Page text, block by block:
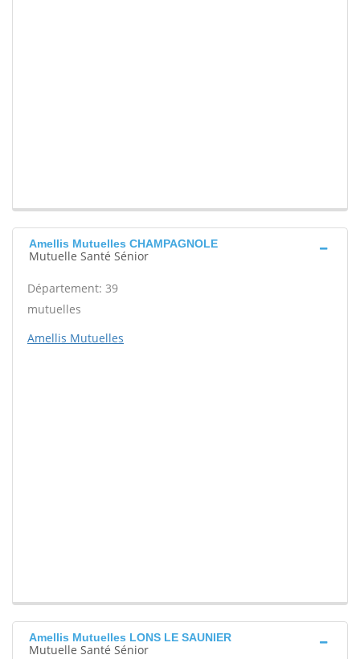
Amellis Mutuelles CHAMPAGNOLE
Mutuelle Santé Sénior
Département: 39
mutuelles
Amellis Mutuelles
Amellis Mutuelles LONS LE SAUNIER
Mutuelle Santé Sénior